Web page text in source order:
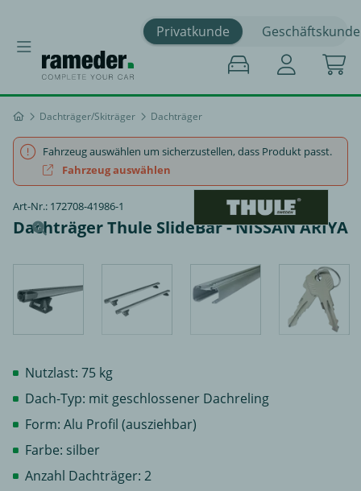
Privatkunde Geschäftskunde
Dachträger/Skiträger Dachträger
Fahrzeug auswählen um sicherzustellen, dass Produkt passt.
Fahrzeug auswählen
Art-Nr.: 172708-41986-1
Dachträger Thule SlideBar - NISSAN ARIYA
Nutzlast: 75 kg
Dach-Typ: mit geschlossener Dachreling
Form: Alu Profil (ausziehbar)
Farbe: silber
Anzahl Dachträger: 2